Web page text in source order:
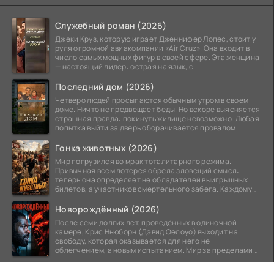
Служебный роман (2026)
Джеки Круз, которую играет Дженнифер Лопес, стоит у
руля огромной авиакомпании «Air Cruz». Она входит в
число самых мощных фигур в своей сфере. Эта женщина
— настоящий лидер: острая на язык, с
Последний дом (2026)
Четверо людей просыпаются обычным утром в своем
доме. Ничто не предвещает беды. Но вскоре выясняется
страшная правда: покинуть жилище невозможно. Любая
попытка выйти за дверь оборачивается провалом.
Гонка животных (2026)
Мир погрузился во мрак тоталитарного режима.
Привычная всем лотерея обрела зловещий смысл:
теперь она определяет не обладателей выигрышных
билетов, а участников смертельного забега. Каждому
Новорождённый (2026)
После семи долгих лет, проведённых в одиночной
камере, Крис Ньюборн (Дэвид Оелоуо) выходит на
свободу, которая оказывается для него не
облегчением, а новым испытанием. Мир за пределами